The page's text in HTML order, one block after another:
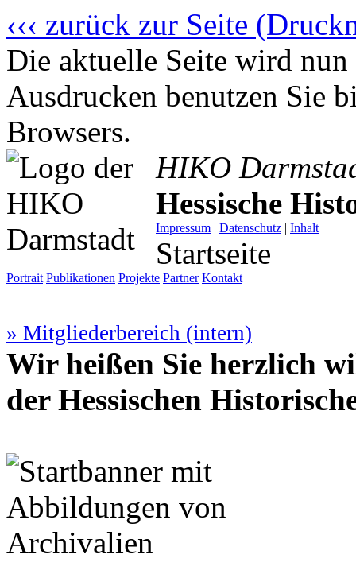
‹‹‹ zurück zur Seite
Die aktuelle Seite wird
Ausdrucken benutzen Sie
Browsers.
HIKO
Hessische
Impressum | Datenschutz | Inhalt |
Startseite
Portrait Publikationen Projekte Partner Kontakt
» Mitgliederbereich (intern)
Wir heißen Sie herzlich
der Hessischen